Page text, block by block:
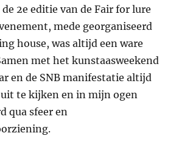
2e editie van de Fair for lure
mede georganiseerd
house, was altijd een ware
met het kunstaasweekend
en de SNB manifestatie altijd
te kijken en in mijn ogen
qua sfeer en